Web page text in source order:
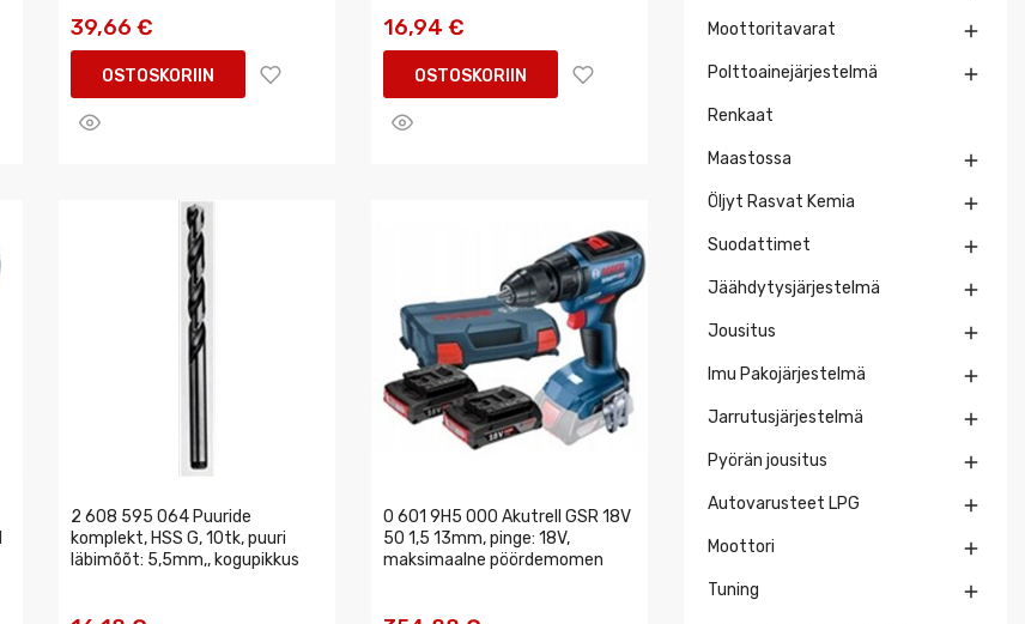
39,66 €
OSTOSKORIIN
16,94 €
OSTOSKORIIN
2 608 595 064 Puuride
komplekt, HSS G, 10tk, puuri
läbimõõt: 5,5mm,, kogupikkus
0 601 9H5 000 Akutrell GSR 18V
50 1,5 13mm, pinge: 18V,
maksimaalne pöördemomen
Moottoritavarat 
Polttoainejärjestelmä 
Renkaat
Maastossa 
Öljyt Rasvat Kemia 
Suodattimet 
Jäähdytysjärjestelmä 
Jousitus 
Imu Pakojärjestelmä 
Jarrutusjärjestelmä 
Pyörän jousitus 
Autovarusteet LPG 
Moottori 
Tuning 